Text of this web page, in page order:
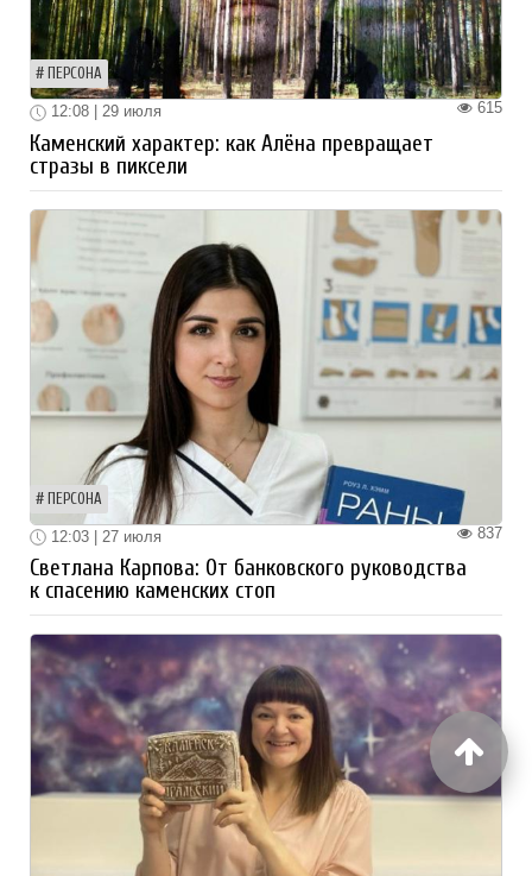
ПЕРСОНА
615
12:08 | 29 июля
Каменский характер: как Алёна превращает
стразы в пиксели
ПЕРСОНА
837
12:03 | 27 июля
Светлана Карпова: От банковского руководства
к спасению каменских стоп